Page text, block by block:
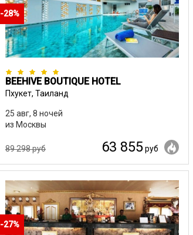
-28%
BEEHIVE BOUTIQUE HOTEL
Пхукет, Таиланд
25 авг, 8 ночей
из Москвы
89 298 руб 63 855руб
-27%